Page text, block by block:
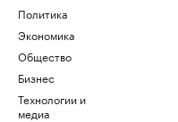
Политика
Экономика
Общество
Бизнес
Технологии и
медиа